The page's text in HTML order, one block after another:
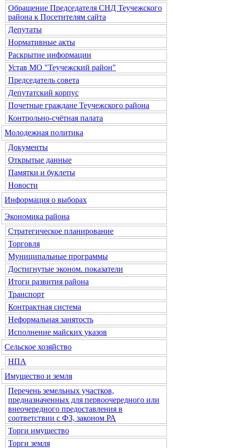
Обращение Председателя СНД Теучежского
района к Посетителям сайта
Депутаты
Нормативные акты
Раскрытие информации
Устав МО "Теучежский район"
Председатель совета
Депутатский корпус
Почетные граждане Теучежского района
Контрольно-счётная палата
Молодежная политика
Документы
Открытые данные
Памятки и буклеты
Новости
Информация о выборах
Экономика района
Стратегическое планирование
Торговля
Муниципальные программы
Достигнутые эконом. показатели
Итоги развития района
Транспорт
Контрактная система
Неформальная занятость
Исполнение майских указов
Сельское хозяйство
НПА
Имущество и земля
Перечень земельных участков,
предназначенных для первоочередного или
внеочередного предоставления в
соответствии с ФЗ, законом РА
Торги имущество
Торги земля